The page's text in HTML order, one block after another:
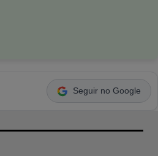
Seguir no Google